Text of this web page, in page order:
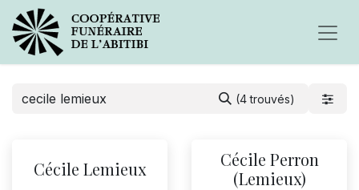
(4 trouvés)
Cécile Lemieux
Cécile Perron
(Lemieux)